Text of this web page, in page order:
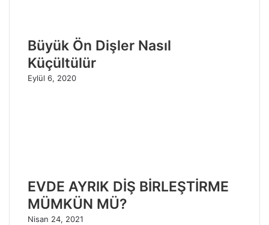
Büyük Ön Dişler Nasıl
Küçültülür
Eylül 6, 2020
EVDE AYRIK DİŞ BİRLEŞTİRME
MÜMKÜN MÜ?
Nisan 24, 2021